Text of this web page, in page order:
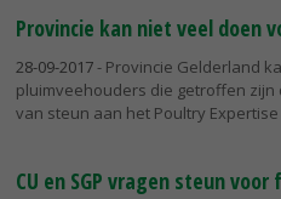
Provincie kan niet veel doen
28-09-2017- Provincie Gelderland
pluimveehouders die getroffen
van steun aan het Poultry
CU en SGP vragen steun